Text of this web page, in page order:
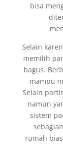
bisa
Selain
memilih
bagus.
mampu
Selain
namun
sistem
rumah